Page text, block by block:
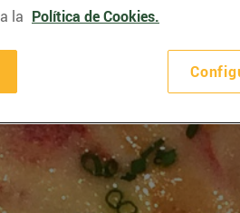
la Política de Cookies.